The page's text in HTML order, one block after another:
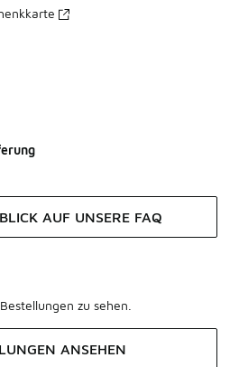
AUF UNSERE FAQ
zu sehen.
ANSEHEN